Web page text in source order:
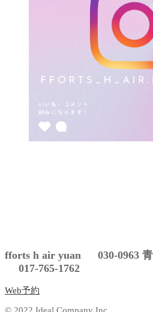
fforts h air yuan 030-0963 青
017-765-1762
Web予約